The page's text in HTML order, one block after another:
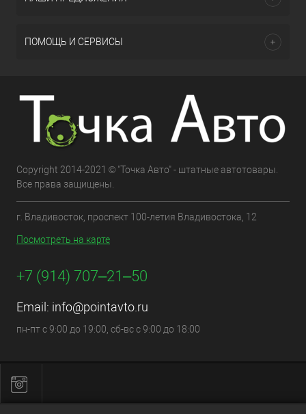
ПОМОЩЬ И СЕРВИСЫ
Copyright 2014-2021 © "Точка Авто" - штатные автотовары.
Все права защищены.
г. Владивосток, проспект 100-летия Владивостока, 12
Посмотреть на карте
+7 (914) 707‒21‒50
Email: info@pointavto.ru
пн-пт с 9:00 до 19:00, сб-вс с 9:00 до 18:00